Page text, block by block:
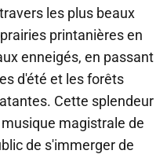
les plus beaux
printanières en
enneigés, en passant
d'été et les forêts
Cette splendeur
magistrale de
de s'immerger de